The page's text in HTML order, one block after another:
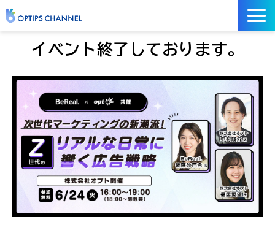
記事
サービス／ツール
イベント終了しております。